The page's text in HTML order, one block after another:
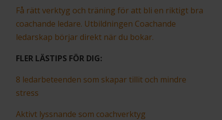
Få rätt verktyg och träning för att bli en riktigt bra
coachande ledare. Utbildningen Coachande
ledarskap börjar direkt när du bokar.
FLER LÄSTIPS FÖR DIG:
8 ledarbeteenden som skapar tillit och mindre
stress
Aktivt lyssnande som coachverktyg